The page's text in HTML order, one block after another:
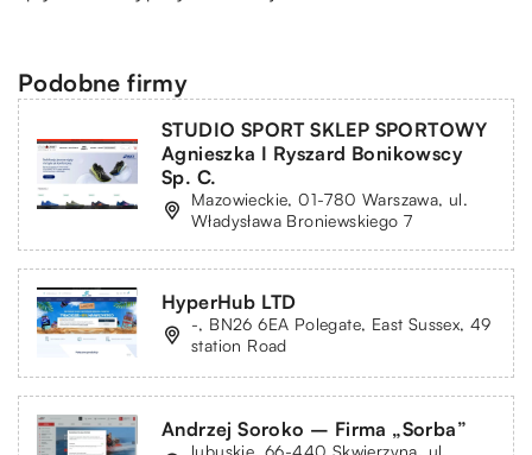
Podobne firmy
STUDIO SPORT SKLEP SPORTOWY
Agnieszka I Ryszard Bonikowscy
Sp. C.
Mazowieckie, 01-780 Warszawa, ul.
Władysława Broniewskiego 7
HyperHub LTD
-, BN26 6EA Polegate, East Sussex, 49
station Road
Andrzej Soroko – Firma „Sorba”
lubuskie, 66-440 Skwierzyna, ul.